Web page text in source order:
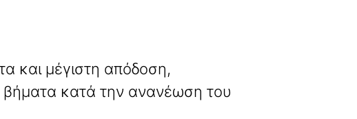
και μέγιστη απόδοση,
κατά την ανανέωση του